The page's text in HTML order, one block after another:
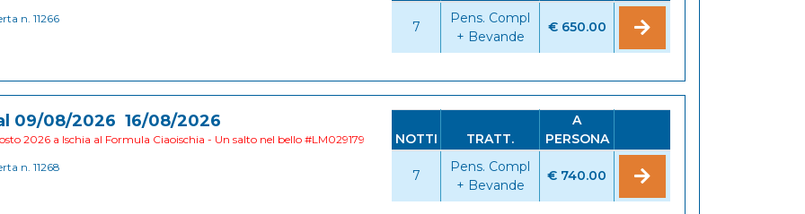
n. 11266
7
Pens. Compl
+ Bevande
€ 650.00
09/08/2026 16/08/2026
2026 a Ischia al Formula Ciaoischia - Un salto nel bello #LM029179
n. 11268
NOTTI TRATT.
A
PERSONA
7
Pens. Compl
+ Bevande
€ 740.00